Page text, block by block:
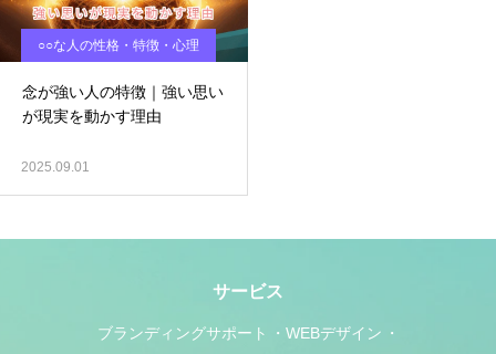
○○な人の性格・特徴・心理
念が強い人の特徴｜強い思い
が現実を動かす理由
2025.09.01
サービス
ブランディングサポート
WEBデザイン